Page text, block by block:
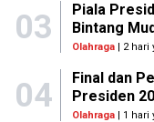
03
Piala
Bintang
Olahraga| 2 hari
04
Final dan
Presiden
Olahraga| 1 hari